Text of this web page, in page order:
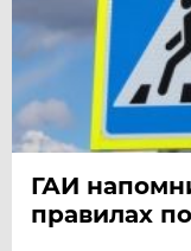
ГАИ
правилах